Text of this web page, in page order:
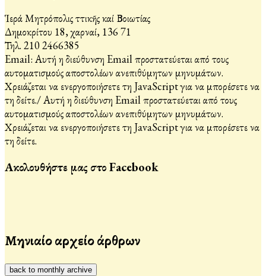
Ἱερά Μητρόπολις Ἀττικῆς καί Βοιωτίας
Δημοκρίτου 18, Ἀχαρναί, 136 71
Τηλ. 210 2466385
Email: Αυτή η διεύθυνση Email προστατεύεται από τους
αυτοματισμούς αποστολέων ανεπιθύμητων μηνυμάτων.
Χρειάζεται να ενεργοποιήσετε τη JavaScript για να μπορέσετε να
τη δείτε./Αυτή η διεύθυνση Email προστατεύεται από τους
αυτοματισμούς αποστολέων ανεπιθύμητων μηνυμάτων.
Χρειάζεται να ενεργοποιήσετε τη JavaScript για να μπορέσετε να
τη δείτε.
Ακολουθήστε μας στο Facebook
Μηνιαίο αρχείο άρθρων
back to monthly archive